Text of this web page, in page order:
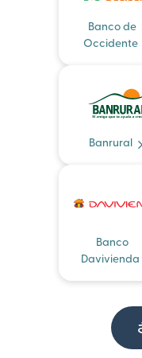
Banco de
Occidente
Banrural
Banco
Davivienda